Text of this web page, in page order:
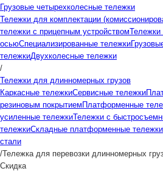
Грузовые четырехколесные тележки
Тележки для комплектации
тележки с прицепным устройствомТележки
осьюСпециализированные тележки
тележкиДвухколесные тележки
/
Тележки для длинномерных грузов
Каркасные тележкиСервисные тележки
резиновым покрытием Платформенные
усиленные тележкиТележки с
тележкиСкладные платформенные тележки
стали
/Тележка для перевозки длинномерных
Скидка